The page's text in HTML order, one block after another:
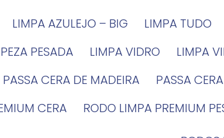
LIMPA AZULEJO – BIG LIMPA TUDO
PESADA
LIMPA VIDRO LIMPA
PASSA CERA DE MADEIRA PASSA
CERA
RODO LIMPA PREMIUM